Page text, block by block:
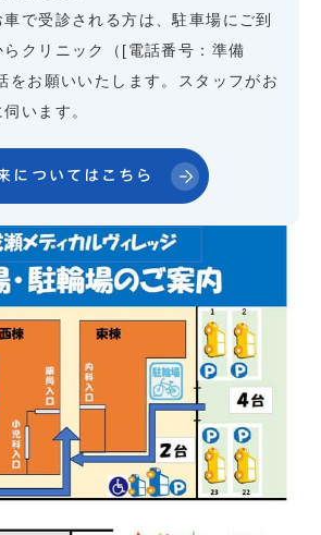
で受診される方は、駐車場にご到
クリニック（[電話番号：準備
をお願いいたします。スタッフがお
います。
についてはこちら